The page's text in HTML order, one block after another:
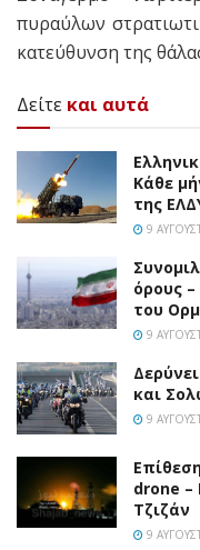
πυραύλων
κατεύθυνση της
Δείτε και αυτά
Κάθε
της
9
όρους
του
9
και
9
drone –
Τζιζάν
9